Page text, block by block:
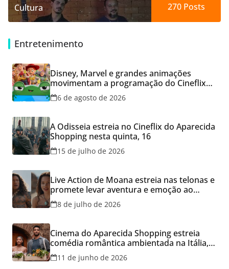
Cultura 270Posts
Entretenimento
Disney, Marvel e grandes animações
movimentam a programação do Cineflix
do Aparecida Shopping
6 de agosto de 2026
A Odisseia estreia no Cineflix do Aparecida
Shopping nesta quinta, 16
15 de julho de 2026
Live Action de Moana estreia nas telonas e
promete levar aventura e emoção ao
Cineflix do Aparecida Shopping
8 de julho de 2026
Cinema do Aparecida Shopping estreia
comédia romântica ambientada na Itália,
hoje e lança promoção para o Dia dos
Namorados
11 de junho de 2026